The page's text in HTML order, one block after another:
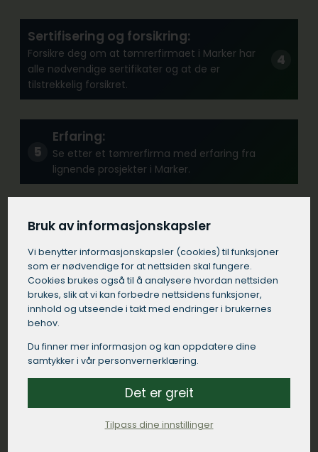
Sertifisering og forsikring:
Forsikre deg om at tømrerfirmaet i Marker har
alle nødvendige sertifikater og at de er
tilstrekkelig forsikret.
Erfaring:
Se etter et tømrerfirma med erfaring fra
lignende prosjekter i Marker.
Kommunikasjon:
Velg et tømrerfirma i Marker som
kommuniserer tydelig og responderer raskt på
dine henvendelser.
Kontrakt:
detaljert skriftlig kontrakt som spesifiserer
arbeidet som skal utføres, materialer som skal
brukes, tidsrammer og betalingsbetingelser.
Bruk av informasjonskapsler
Vi benytter informasjons­kapsler (cookies) til funksjoner
som er nødvendige for at nettsiden skal fungere.
Cookies brukes også til å analysere hvordan nettsiden
brukes, slik at vi kan forbedre nettsidens funksjoner,
innhold og utseende i takt med endringer i brukernes
behov.
Du finner mer informasjon og kan oppdatere dine
samtykker i vår personvernerklæring.
Det er greit
Tilpass dine innstillinger